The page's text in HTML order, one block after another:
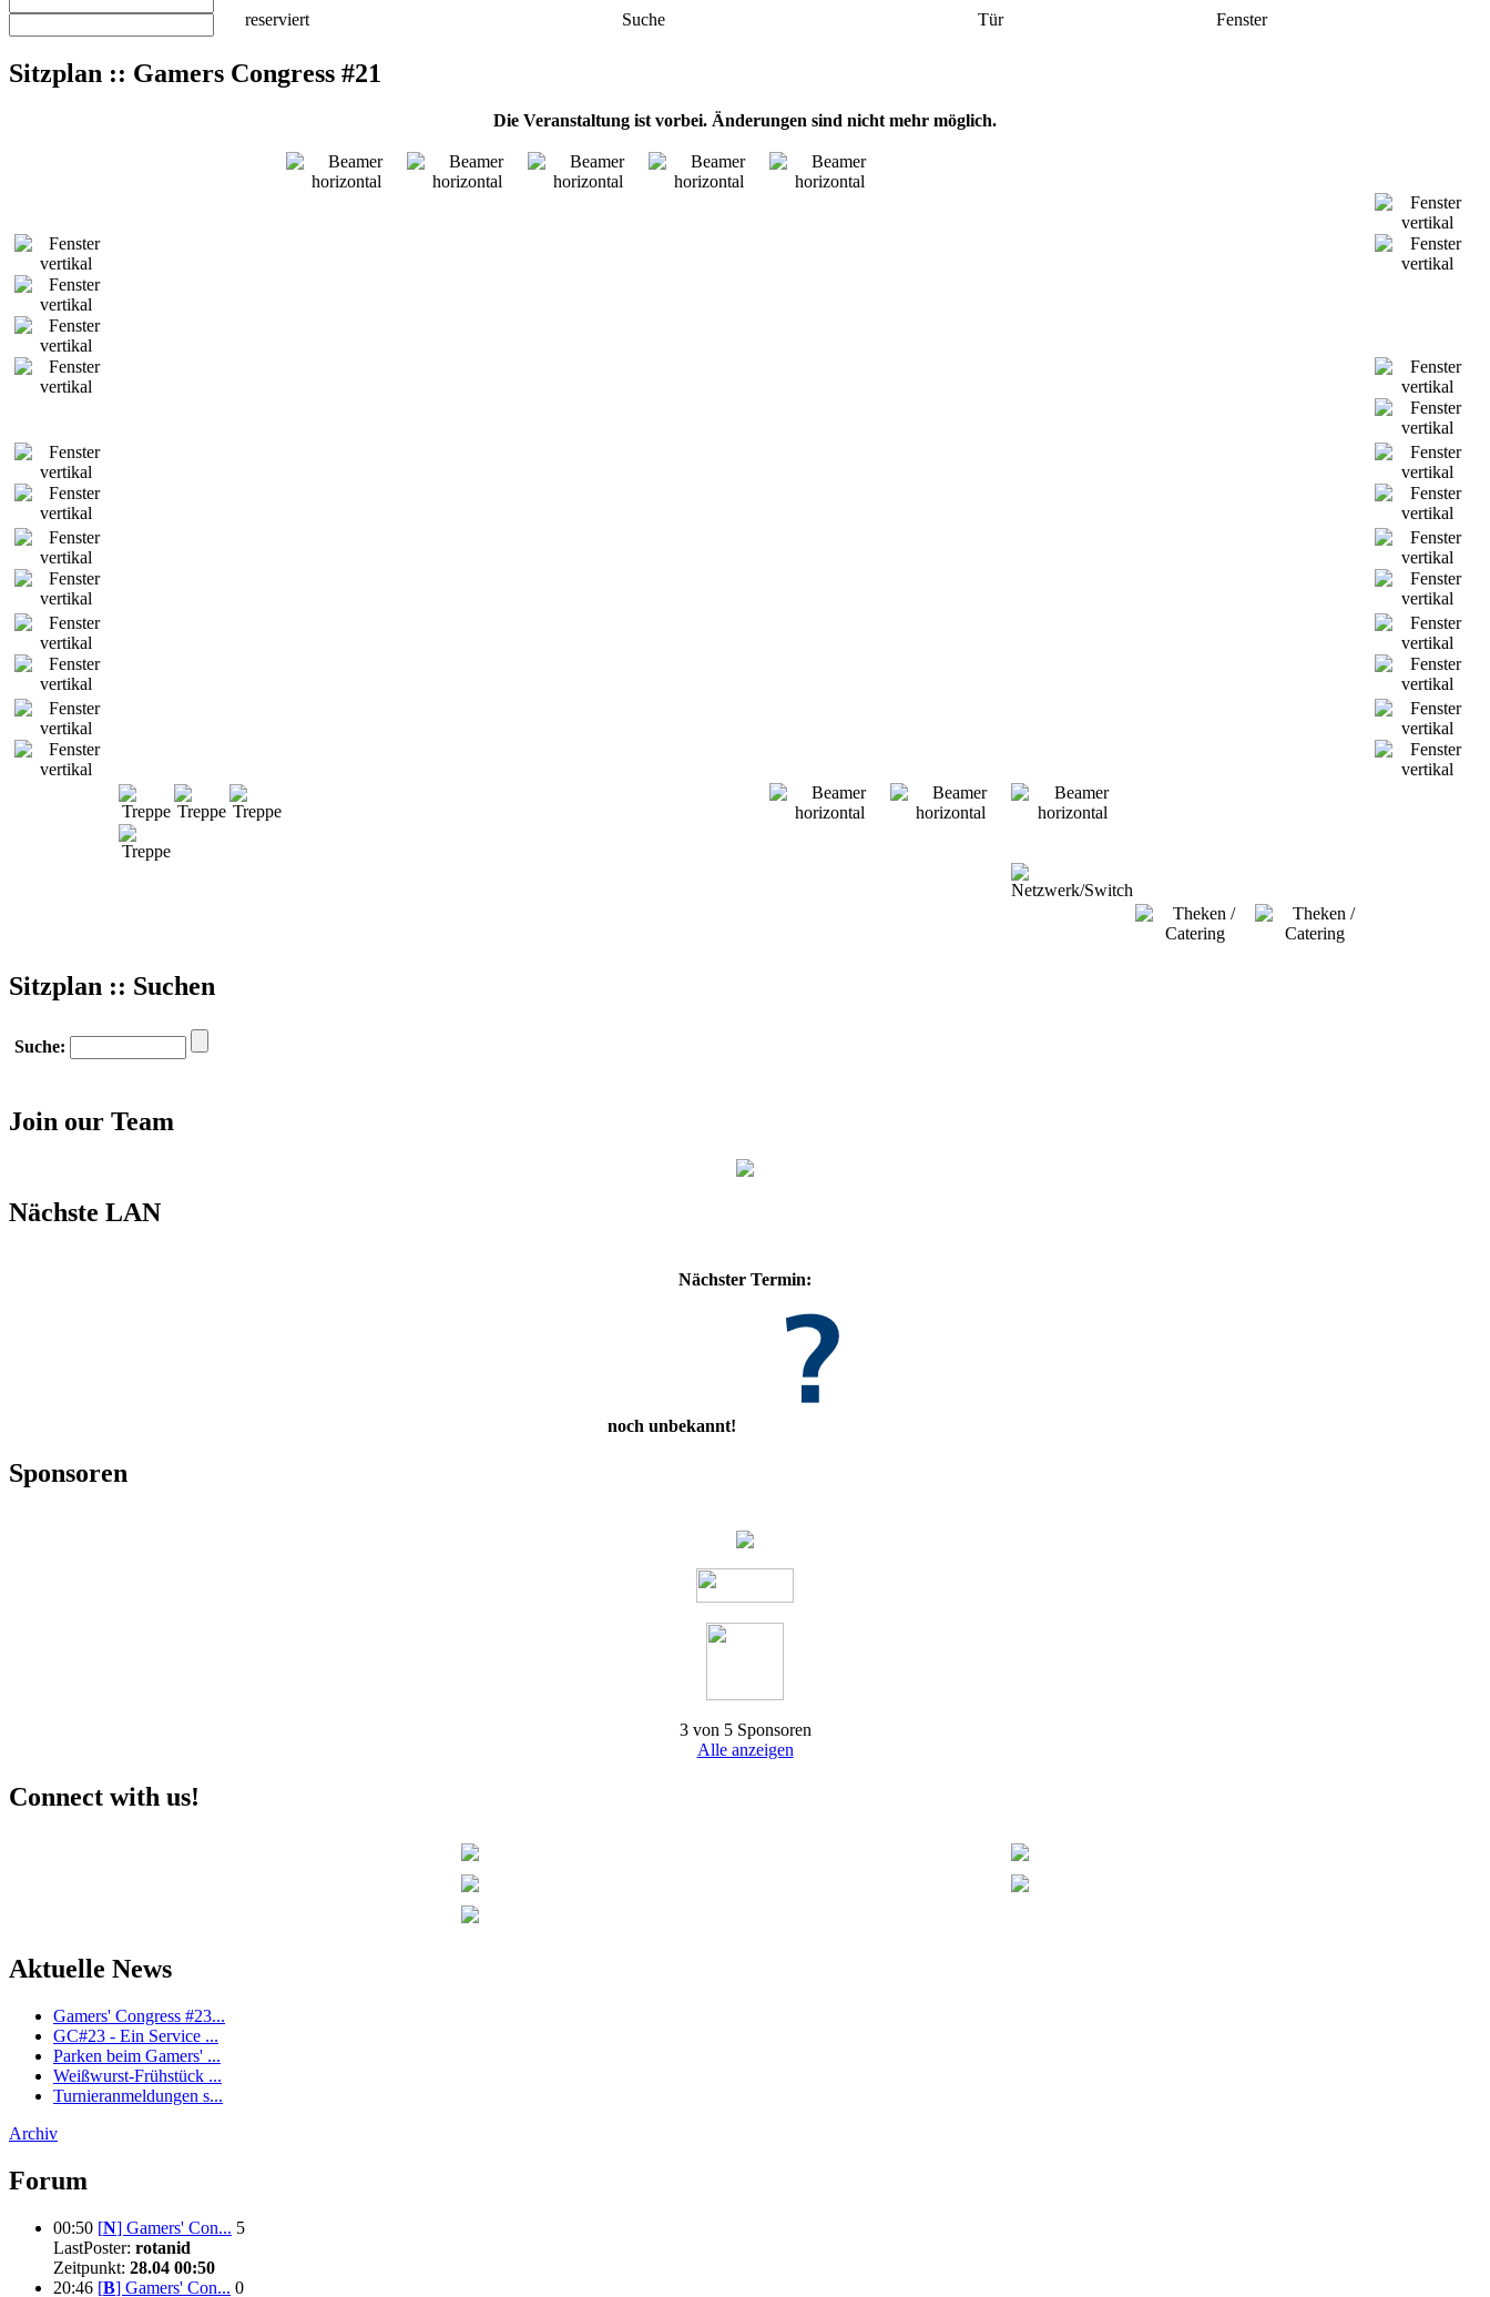
reserviert
Suche
Tür
Fenster
Sitzplan :: Gamers Congress #21
Die Veranstaltung ist vorbei. Änderungen sind nicht mehr möglich.
Sitzplan :: Suchen
Suche:
Join our Team
Nächste LAN
Nächster Termin:
noch unbekannt!
Sponsoren
3 von 5 Sponsoren
Alle anzeigen
Connect with us!
Aktuelle News
Gamers' Congress #23...
GC#23 - Ein Service ...
Parken beim Gamers' ...
Weißwurst-Frühstück ...
Turnieranmeldungen s...
Archiv
Forum
00:50 [N] Gamers' Con... 5
LastPoster: rotanid
Zeitpunkt: 28.04 00:50
20:46 [B] Gamers' Con... 0